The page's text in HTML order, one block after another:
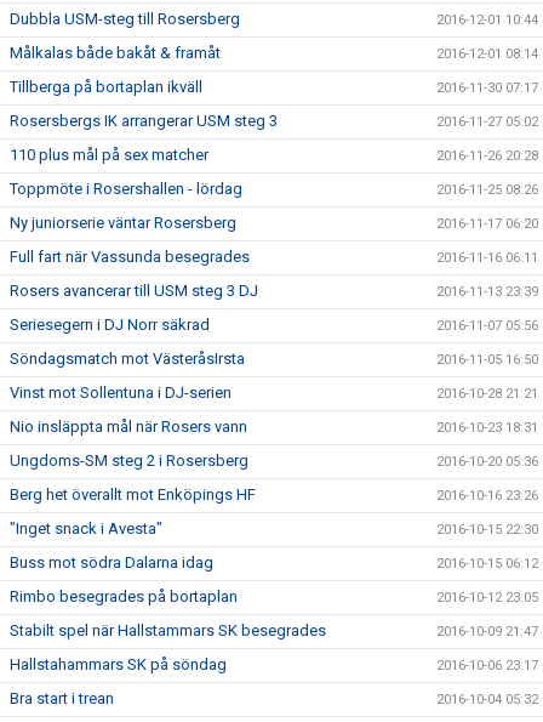
Dubbla USM-steg till Rosersberg 2016-12-01 10:44
Målkalas både bakåt & framåt 2016-12-01 08:14
Tillberga på bortaplan ikväll 2016-11-30 07:17
Rosersbergs IK arrangerar USM steg 3 2016-11-27 05:02
110 plus mål på sex matcher 2016-11-26 20:28
Toppmöte i Rosershallen - lördag 2016-11-25 08:26
Ny juniorserie väntar Rosersberg 2016-11-17 06:20
Full fart när Vassunda besegrades 2016-11-16 06:11
Rosers avancerar till USM steg 3 DJ 2016-11-13 23:39
Seriesegern i DJ Norr säkrad 2016-11-07 05:56
Söndagsmatch mot VästeråsIrsta 2016-11-05 16:50
Vinst mot Sollentuna i DJ-serien 2016-10-28 21:21
Nio insläppta mål när Rosers vann 2016-10-23 18:31
Ungdoms-SM steg 2 i Rosersberg 2016-10-20 05:36
Berg het överallt mot Enköpings HF 2016-10-16 23:26
"Inget snack i Avesta" 2016-10-15 22:30
Buss mot södra Dalarna idag 2016-10-15 06:12
Rimbo besegrades på bortaplan 2016-10-12 23:05
Stabilt spel när Hallstammars SK besegrades 2016-10-09 21:47
Hallstahammars SK på söndag 2016-10-06 23:17
Bra start i trean 2016-10-04 05:32